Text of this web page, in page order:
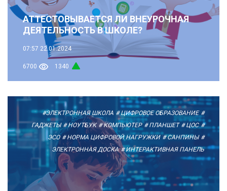
АТТЕСТОВЫВАЕТСЯ ЛИ ВНЕУРОЧНАЯ
ДЕЯТЕЛЬНОСТЬ В ШКОЛЕ?
07:57 22.01.2024
6700 1340
#ЭЛЕКТРОННАЯ ШКОЛА # ЦИФРОВОЕ ОБРАЗОВАНИЕ #
ГАДЖЕТЫ # НОУТБУК # КОМПЬЮТЕР # ПЛАНШЕТ # ЦОС #
ЭСО # НОРМА ЦИФРОВОЙ НАГРУЖКИ # САНПИНЫ #
ЭЛЕКТРОННАЯ ДОСКА # ИНТЕРАКТИВНАЯ ПАНЕЛЬ